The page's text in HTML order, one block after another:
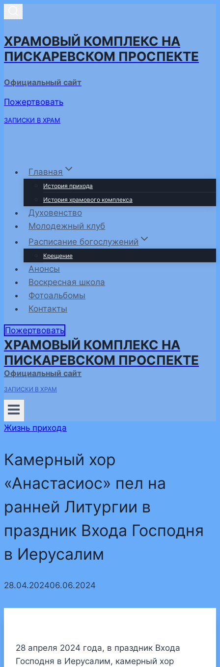
содержимому
ХРАМОВЫЙ КОМПЛЕКС НА
ПИСКАРЕВСКОМ ПРОСПЕКТЕ
Официальный сайт
Пожертвовать
ЗАПИСКИ В ХРАМ
Главная
История прихода
История храмового комплекса
Духовенство
Молодежный клуб
Расписание богослужений
Крещение
Анонсы
Воскресная школа
Фотоальбомы
Контакты
Пожертвовать
ХРАМОВЫЙ КОМПЛЕКС НА
ПИСКАРЕВСКОМ ПРОСПЕКТЕ
Официальный сайт
ЗАПИСКИ В ХРАМ
Жизнь прихода
Камерный хор
«Анастасиос» пел на
ранней Литургии в
праздник Входа Господня
в Иерусалим
28.04.202406.06.2024
28 апреля 2024 года, в праздник Входа
Господня в Иерусалим, камерный хор